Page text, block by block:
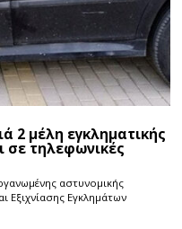
2 μέλη εγκληματικής
σε τηλεφωνικές
αστυνομικής
Εξιχνίασης Εγκλημάτων